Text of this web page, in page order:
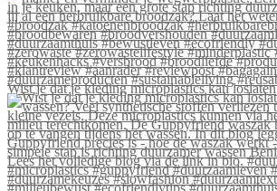
Wist je dat je kleding microplastics kan loslaten